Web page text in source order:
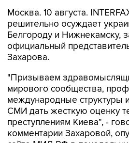
сайте МИД РФ в
Как указывается в
атаке дронами на Белгород
августа, в ходе которой под
пострадали 27 человек,
четырех и девяти лет, а
по Нижнекамску утром 10
результате попадания по
промышленным зданиями
39 были ранены.